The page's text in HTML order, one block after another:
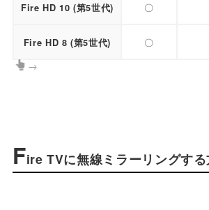
Fire HD 10 (第5世代) 〇
Fire HD 8 (第5世代) 〇
→
Fire TVに無線ミラーリングす